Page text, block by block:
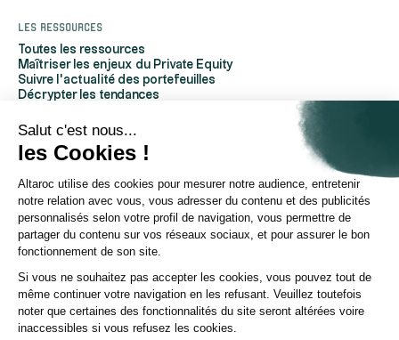
Salut c'est nous...
les Cookies !
Altaroc utilise des cookies pour mesurer notre audience, entretenir
notre relation avec vous, vous adresser du contenu et des publicités
personnalisés selon votre profil de navigation, vous permettre de
partager du contenu sur vos réseaux sociaux, et pour assurer le bon
fonctionnement de son site.
Si vous ne souhaitez pas accepter les cookies, vous pouvez tout de
même continuer votre navigation en les refusant. Veuillez toutefois
noter que certaines des fonctionnalités du site seront altérées voire
inaccessibles si vous refusez les cookies.
Les ressources
Toutes les ressources
Maîtriser les enjeux du Private Equity
Suivre l'actualité des portefeuilles
Décrypter les tendances
Comprendre le Private Equity
Glossaire
À propos d'Altaroc
Qui sommes-nous
Nous contacter
Espace partenaires
Espace presse
Politique ESG
Chaîne YouTube
Page Linkedin